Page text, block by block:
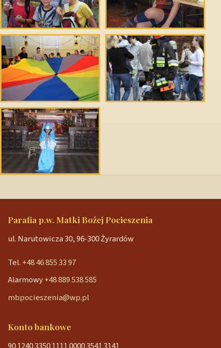
Parafia p.w. Matki Bożej Pocieszenia
ul. Narutowicza 30, 96-300 Żyrardów
Tel. +48 46 855 33 97
Alarmowy+48 889 538 585
mbpocieszenia@wp.pl
Konto bankowe